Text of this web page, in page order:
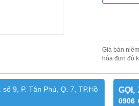
Giá bán
hóa đơn đỏ
số 9, P. Tân Phú, Q. 7, TP.Hồ
GỌI,
0906